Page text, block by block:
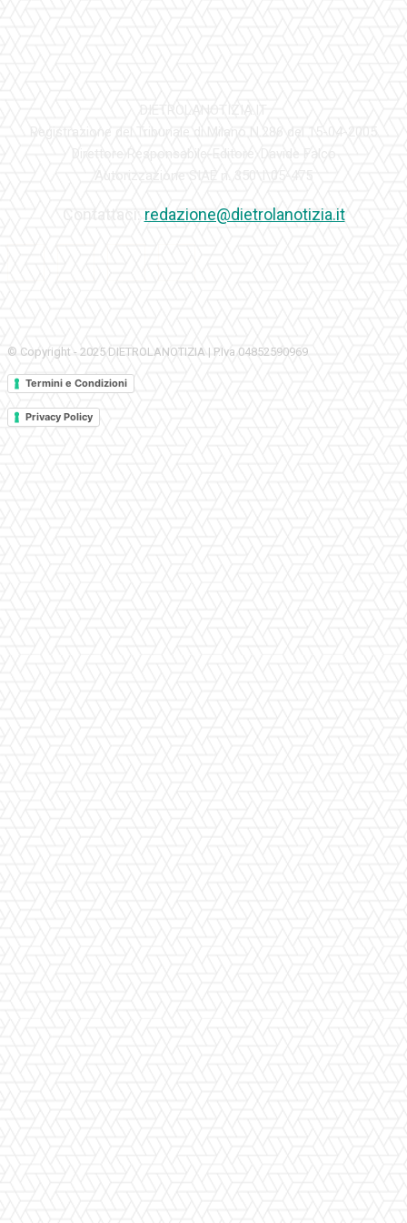
redazione@dietrolanotizia.it
© Copyright - 2025 DIETROLANOTIZIA | P.Iva 04852590969
Termini e Condizioni
Privacy Policy